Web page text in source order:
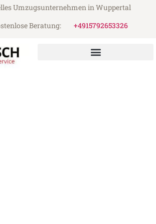
Umzugsunternehmen in Wuppertal
Beratung:
+4915792653326